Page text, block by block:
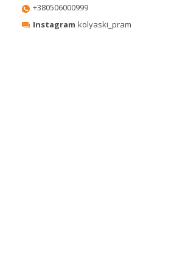
+380506000999
Instagram kolyaski_pram